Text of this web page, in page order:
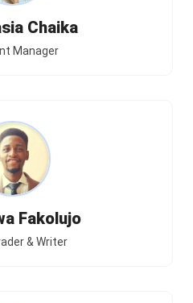
Chaika
Manager
Fakolujo
& Writer